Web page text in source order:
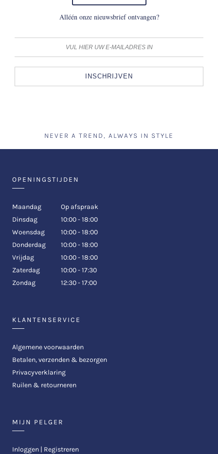
Alléén onze nieuwsbrief ontvangen?
INSCHRIJVEN
NEVER A TREND, ALWAYS IN STYLE
OPENINGSTIJDEN
Maandag
Op afspraak
Dinsdag
10:00 - 18:00
Woensdag
10:00 - 18:00
Donderdag
10:00 - 18:00
Vrijdag
10:00 - 18:00
Zaterdag
10:00 - 17:30
Zondag
12:30 - 17:00
KLANTENSERVICE
Algemene voorwaarden
Betalen, verzenden & bezorgen
Privacyverklaring
Ruilen & retourneren
MIJN PELGER
Inloggen | Registreren